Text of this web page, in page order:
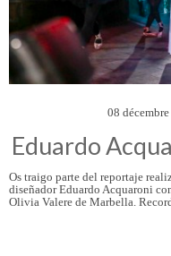
08 décembre
Eduardo
Os traigo parte del reportaje
diseñador Eduardo Acquaroni
Olivia Valere de Marbella.